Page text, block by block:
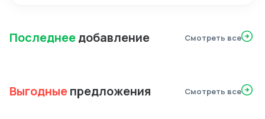
Последнеедобавление Смотреть все
Выгодныепредложения Смотреть все